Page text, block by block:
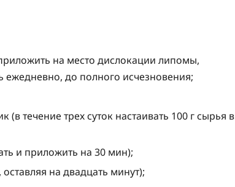
на место дислокации липомы,
ежедневно, до полного исчезновения;
(в течение трех суток настаивать 100 г сырья в
и приложить на 30 мин);
на двадцать минут);